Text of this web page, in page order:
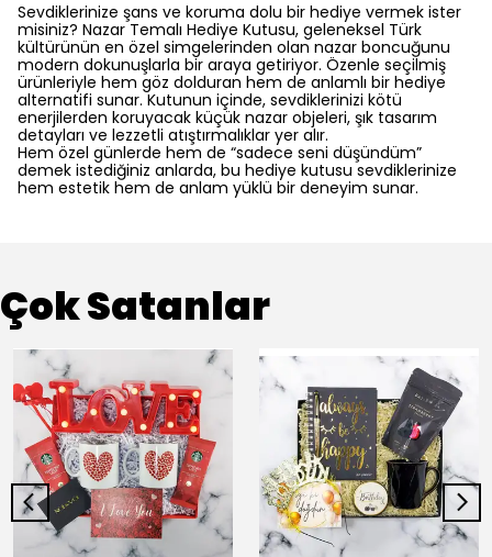
Sevdiklerinize şans ve koruma dolu bir hediye vermek ister
misiniz? Nazar Temalı Hediye Kutusu, geleneksel Türk
kültürünün en özel simgelerinden olan nazar boncuğunu
modern dokunuşlarla bir araya getiriyor. Özenle seçilmiş
ürünleriyle hem göz dolduran hem de anlamlı bir hediye
alternatifi sunar. Kutunun içinde, sevdiklerinizi kötü
enerjilerden koruyacak küçük nazar objeleri, şık tasarım
detayları ve lezzetli atıştırmalıklar yer alır.
Hem özel günlerde hem de “sadece seni düşündüm”
demek istediğiniz anlarda, bu hediye kutusu sevdiklerinize
hem estetik hem de anlam yüklü bir deneyim sunar.
Çok Satanlar